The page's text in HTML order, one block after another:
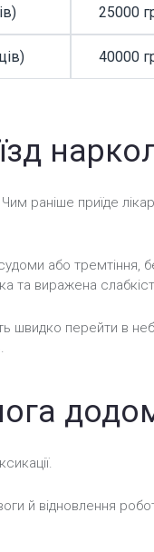
25000
40000
раніше приїде
або тремтіння,
та виражена
швидко перейти в
й відновлення